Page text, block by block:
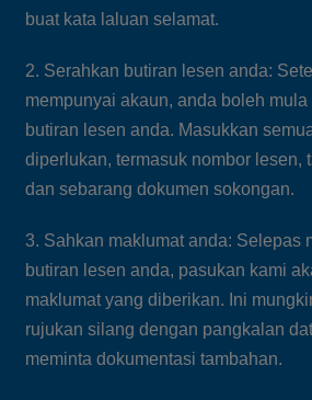
buat kata laluan selamat.
2. Serahkan butiran lesen anda:
mempunyai akaun, anda boleh
butiran lesen anda. Masukkan
diperlukan, termasuk nombor lesen,
dan sebarang dokumen sokongan.
3. Sahkan maklumat anda: Selepas
butiran lesen anda, pasukan kami
maklumat yang diberikan. Ini
rujukan silang dengan pangkalan
meminta dokumentasi tambahan.